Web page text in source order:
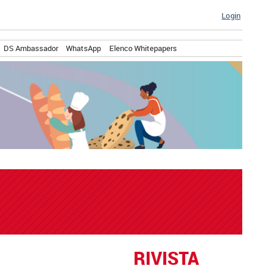
Login
DS Ambassador WhatsApp Elenco Whitepapers
RIVISTA